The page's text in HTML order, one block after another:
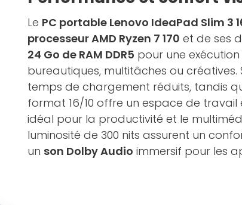
Le PC portable Lenovo IdeaPad Slim 3
processeur AMD Ryzen 7 170 et de ses
24 Go de RAM DDR5 pour une
bureautiques, multitâches ou créatives.
temps de chargement réduits, tandis
format 16/10 offre un espace de
idéal pour la productivité et le
luminosité de 300 nits assurent un
un son Dolby Audio immersif pour les